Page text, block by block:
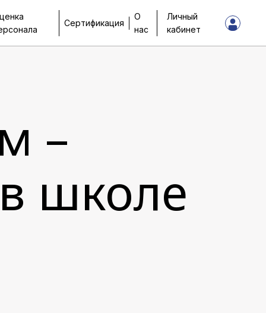
Сертификация
О
нас
Личный
кабинет
–
школе